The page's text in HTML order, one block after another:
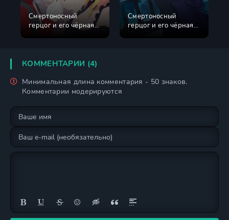
Смертоносный
герцог и его чёрная
Смертоносный
герцог и его чёрная
КОММЕНТАРИИ (4)
Минимальная длина комментария - 50 знаков.
Комментарии модерируются